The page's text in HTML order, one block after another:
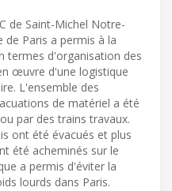
de Saint-Michel Notre-
Paris a permis à la
termes d'organisation des
œuvre d'une logistique
L'ensemble des
de matériel a été
par des trains travaux.
ont été évacués et plus
été acheminés sur le
a permis d'éviter la
lourds dans Paris.